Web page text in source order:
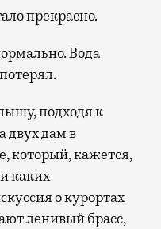
прекрасно.
Вода
подходя к
двух дам в
который, кажется,
каких
о курортах
ленивый брасс,